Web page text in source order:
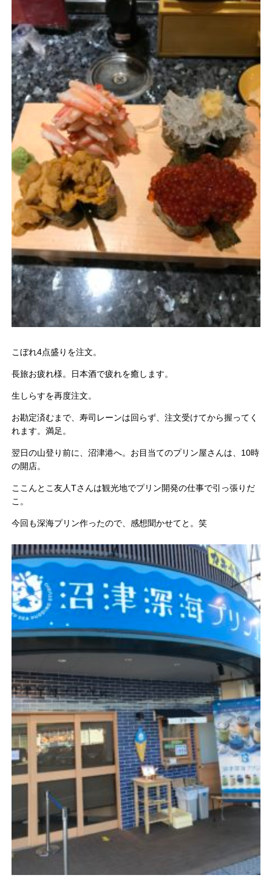
こぼれ4点盛りを注文。
長旅お疲れ様。日本酒で疲れを癒します。
生しらすを再度注文。
お勘定済むまで、寿司レーンは回らず、注文受けてから握ってく
れます。満足。
翌日の山登り前に、沼津港へ。お目当てのプリン屋さんは、10時
の開店。
ここんとこ友人Tさんは観光地でプリン開発の仕事で引っ張りだ
こ 。
今回も深海プリン作ったので、感想聞かせてと。笑